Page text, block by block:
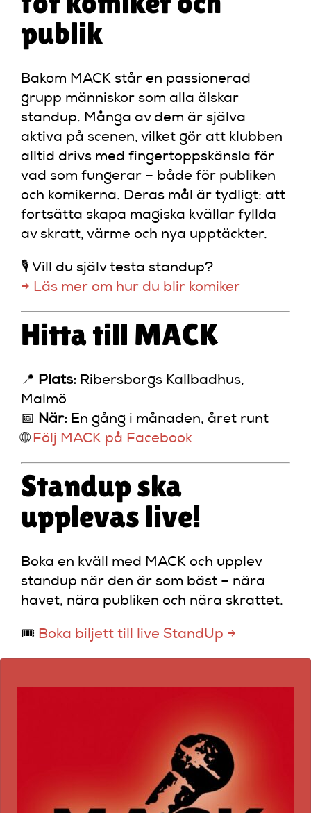
publik
Bakom MACK står en passionerad
grupp människor som alla älskar
standup. Många av dem är själva
aktiva på scenen, vilket gör att klubben
alltid drivs med fingertoppskänsla för
vad som fungerar – både för publiken
och komikerna. Deras mål är tydligt: att
fortsätta skapa magiska kvällar fyllda
av skratt, värme och nya upptäckter.
🎙️ Vill du själv testa standup?
→ Läs mer om hur du blir komiker
Hitta till MACK
📍 Plats:Ribersborgs Kallbadhus,
Malmö
📅 När:En gång i månaden, året runt
🌐 Följ MACK på Facebook
Standup ska
upplevas live!
Boka en kväll med MACK och upplev
standup när den är som bäst – nära
havet, nära publiken och nära skrattet.
🎟️ Boka biljett till live StandUp →